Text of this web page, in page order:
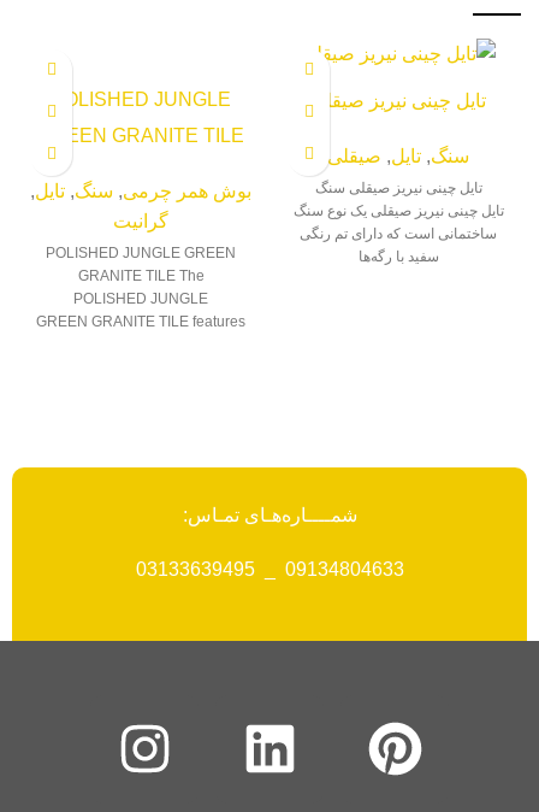
تایل چینی نیریز صیقلی
سنگ, تایل, صیقلی
تایل چینی نیریز صیقلی سنگ
تایل چینی نیریز صیقلی یک نوع سنگ
ساختمانی است که دارای تم رنگی
سفید با رگه‌ها
POLISHED JUNGLE
GREEN GRANITE TILE
بوش همر چرمی, سنگ, تایل,
گرانیت
POLISHED JUNGLE GREEN
GRANITE TILE The
POLISHED JUNGLE
GREEN GRANITE TILE features
شمــــاره‌هـای تمـاس:
09134804633 _ 03133639495